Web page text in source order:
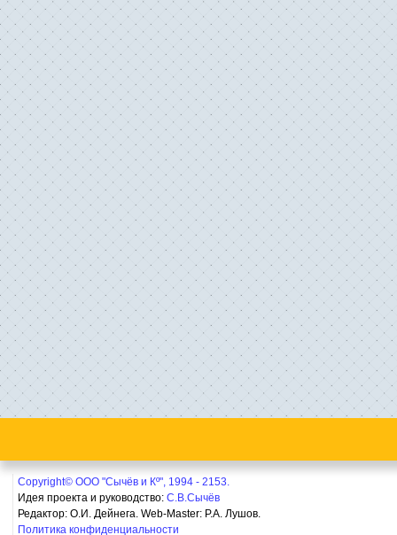
Copyright© ООО "Сычёв и Кº", 1994 - 2153.
Идея проекта и руководство: С.В.Сычёв
Редактор: О.И. Дейнега. Web-Master: Р.А. Лушов.
Политика конфиденциальности